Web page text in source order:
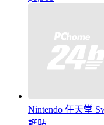
Nintendo 任天堂